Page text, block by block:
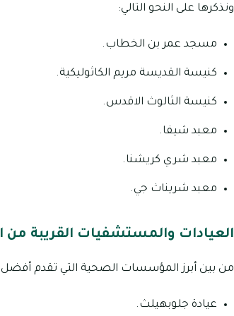
ونذكرها على النحو التالي:
مسجد عمر بن الخطاب.
كنيسة القديسة مريم الكاثوليكية.
كنيسة الثالوث الاقدس.
معبد شيفا.
معبد شري كريشنا.
معبد شريناث جي.
العيادات والمستشفيات القريبة من
من بين أبرز المؤسسات الصحية التي تقدم أفضل
عيادة جلوبهيلث.